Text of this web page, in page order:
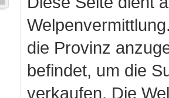
die Provinz
befindet, um die
verkaufen. Die